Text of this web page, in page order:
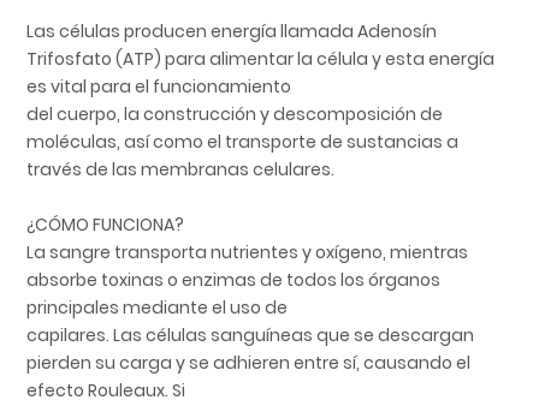
Las células producen energía llamada Adenosín
Trifosfato (ATP) para alimentar la célula y esta energía
es vital para el funcionamiento
del cuerpo, la construcción y descomposición de
moléculas, así como el transporte de sustancias a
través de las membranas celulares.
¿CÓMO FUNCIONA?
La sangre transporta nutrientes y oxígeno, mientras
absorbe toxinas o enzimas de todos los órganos
principales mediante el uso de
capilares. Las células sanguíneas que se descargan
pierden su carga y se adhieren entre sí, causando el
efecto Rouleaux. Si